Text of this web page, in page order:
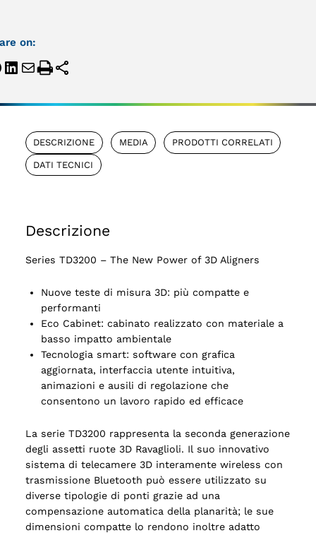
on:
DESCRIZIONE MEDIA PRODOTTI CORRELATI
DATI TECNICI
Descrizione
Series TD3200 – The New Power of 3D Aligners
Nuove teste di misura 3D: più compatte e
performanti
Eco Cabinet: cabinato realizzato con materiale a
basso impatto ambientale
Tecnologia smart: software con grafica
aggiornata, interfaccia utente intuitiva,
animazioni e ausili di regolazione che
consentono un lavoro rapido ed efficace
La serie TD3200 rappresenta la seconda generazione
degli assetti ruote 3D Ravaglioli. Il suo innovativo
sistema di telecamere 3D interamente wireless con
trasmissione Bluetooth può essere utilizzato su
diverse tipologie di ponti grazie ad una
compensazione automatica della planarità; le sue
dimensioni compatte lo rendono inoltre adatto